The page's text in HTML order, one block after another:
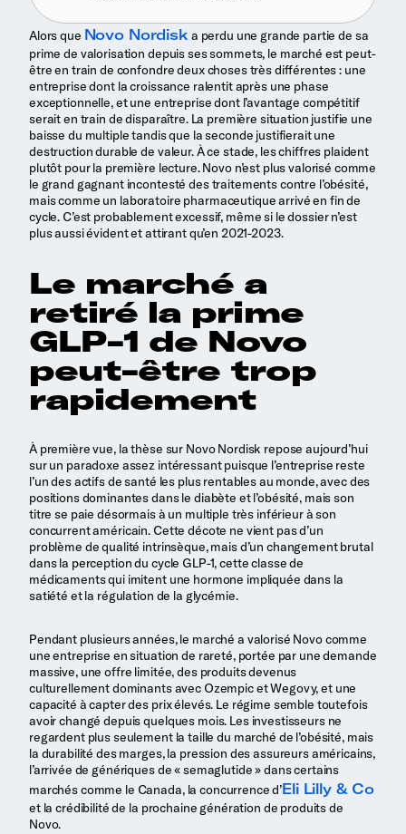
Alors que Novo Nordisk a perdu une grande partie de sa
prime de valorisation depuis ses sommets, le marché est peut-
être en train de confondre deux choses très différentes : une
entreprise dont la croissance ralentit après une phase
exceptionnelle, et une entreprise dont l’avantage compétitif
serait en train de disparaître. La première situation justifie une
baisse du multiple tandis que la seconde justifierait une
destruction durable de valeur. À ce stade, les chiffres plaident
plutôt pour la première lecture. Novo n’est plus valorisé comme
le grand gagnant incontesté des traitements contre l’obésité,
mais comme un laboratoire pharmaceutique arrivé en fin de
cycle. C’est probablement excessif, même si le dossier n’est
plus aussi évident et attirant qu’en 2021-2023.
Le marché a
retiré la prime
GLP-1 de Novo
peut-être trop
rapidement
À première vue, la thèse sur Novo Nordisk repose aujourd’hui
sur un paradoxe assez intéressant puisque l’entreprise reste
l’un des actifs de santé les plus rentables au monde, avec des
positions dominantes dans le diabète et l’obésité, mais son
titre se paie désormais à un multiple très inférieur à son
concurrent américain. Cette décote ne vient pas d’un
problème de qualité intrinsèque, mais d’un changement brutal
dans la perception du cycle GLP-1, cette classe de
médicaments qui imitent une hormone impliquée dans la
satiété et la régulation de la glycémie.
Pendant plusieurs années, le marché a valorisé Novo comme
une entreprise en situation de rareté, portée par une demande
massive, une offre limitée, des produits devenus
culturellement dominants avec Ozempic et Wegovy, et une
capacité à capter des prix élevés. Le régime semble toutefois
avoir changé depuis quelques mois. Les investisseurs ne
regardent plus seulement la taille du marché de l’obésité, mais
la durabilité des marges, la pression des assureurs américains,
l’arrivée de génériques de « semaglutide » dans certains
marchés comme le Canada, la concurrence d’Eli Lilly & Co
et la crédibilité de la prochaine génération de produits de
Novo.